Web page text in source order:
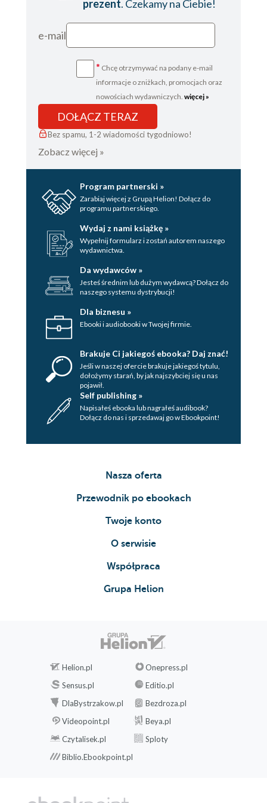
Rozdział 30
Rozdział 31
Rozdział 32
Podziękowania
Przypisy
Wydawca
prezent. Czekamy na Ciebie!
e-mail
* Chcę otrzymywać na podany e-mail
informacje o zniżkach, promocjach oraz
nowościach wydawniczych. więcej »
DOŁĄCZ TERAZ
Bez spamu, 1-2 wiadomości tygodniowo!
Zobacz więcej »
Program partnerski »
Zarabiaj więcej z Grupą Helion! Dołącz do
programu partnerskiego.
Wydaj z nami książkę »
Wypełnij formularz i zostań autorem naszego
wydawnictwa.
Da wydawców »
Jesteś średnim lub dużym wydawcą? Dołącz do
naszego systemu dystrybucji!
Dla biznesu »
Ebooki i audiobooki w Twojej firmie.
Brakuje Ci jakiegoś ebooka? Daj znać!
Jeśli w naszej ofercie brakuje jakiegoś tytulu,
dołożymy starań, by jak najszybciej się u nas
pojawił.
Self publishing »
Napisałeś ebooka lub nagrałeś audibook?
Dołącz do nas i sprzedawaj go w Ebookpoint!
Nasza oferta
Przewodnik po ebookach
Twoje konto
O serwisie
Współpraca
Grupa Helion
Helion.pl
Onepress.pl
Sensus.pl
Editio.pl
DlaBystrzakow.pl
Bezdroza.pl
Videopoint.pl
Beya.pl
Czytalisek.pl
Sploty
Biblio.Ebookpoint.pl